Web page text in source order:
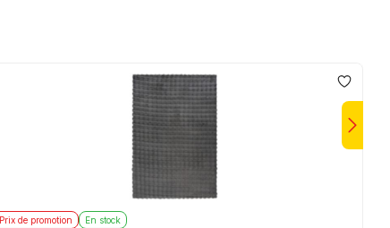
Prix de promotion En stock